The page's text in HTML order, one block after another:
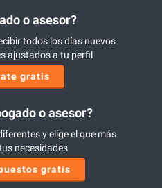
o asesor?
todos los días nuevos
ajustados a tu perfil
gratis
o asesor?
y elige el que más
necesidades
gratis